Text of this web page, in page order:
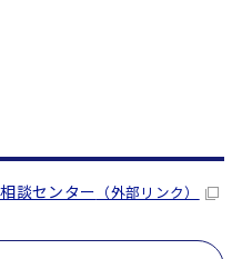
談センター （外部リンク）